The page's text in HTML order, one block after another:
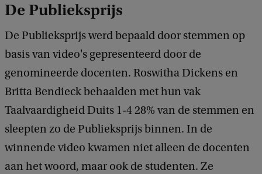
De Publieksprijs
De Publieksprijs werd bepaald door stemmen op
basis van video's gepresenteerd door de
genomineerde docenten. Roswitha Dickens en
Britta Bendieck behaalden met hun vak
Taalvaardigheid Duits 1-428% van de stemmen en
sleepten zo de Publieksprijs binnen. In de
winnende video kwamen niet alleen de docenten
aan het woord, maar ook de studenten. Ze